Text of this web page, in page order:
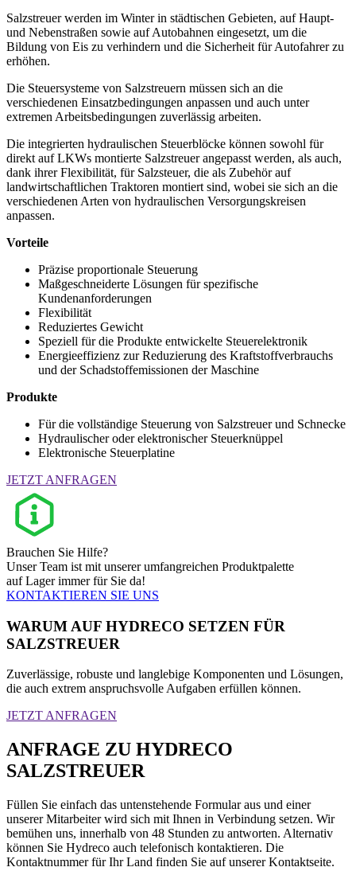
Salzstreuer werden im Winter in städtischen Gebieten, auf Haupt-
und Nebenstraßen sowie auf Autobahnen eingesetzt, um die
Bildung von Eis zu verhindern und die Sicherheit für Autofahrer zu
erhöhen.
Die Steuersysteme von Salzstreuern müssen sich an die
verschiedenen Einsatzbedingungen anpassen und auch unter
extremen Arbeitsbedingungen zuverlässig arbeiten.
Die integrierten hydraulischen Steuerblöcke können sowohl für
direkt auf LKWs montierte Salzstreuer angepasst werden, als auch,
dank ihrer Flexibilität, für Salzsteuer, die als Zubehör auf
landwirtschaftlichen Traktoren montiert sind, wobei sie sich an die
verschiedenen Arten von hydraulischen Versorgungskreisen
anpassen.
Vorteile
Präzise proportionale Steuerung
Maßgeschneiderte Lösungen für spezifische
Kundenanforderungen
Flexibilität
Reduziertes Gewicht
Speziell für die Produkte entwickelte Steuerelektronik
Energieeffizienz zur Reduzierung des Kraftstoffverbrauchs
und der Schadstoffemissionen der Maschine
Produkte
Für die vollständige Steuerung von Salzstreuer und Schnecke
Hydraulischer oder elektronischer Steuerknüppel
Elektronische Steuerplatine
JETZT ANFRAGEN
Brauchen Sie Hilfe?
Unser Team ist mit unserer umfangreichen Produktpalette
auf Lager immer für Sie da!
KONTAKTIEREN SIE UNS
WARUM AUF HYDRECO SETZEN FÜR
SALZSTREUER
Zuverlässige, robuste und langlebige Komponenten und Lösungen,
die auch extrem anspruchsvolle Aufgaben erfüllen können.
JETZT ANFRAGEN
ANFRAGE ZU HYDRECO
SALZSTREUER
Füllen Sie einfach das untenstehende Formular aus und einer
unserer Mitarbeiter wird sich mit Ihnen in Verbindung setzen. Wir
bemühen uns, innerhalb von 48 Stunden zu antworten. Alternativ
können Sie Hydreco auch telefonisch kontaktieren. Die
Kontaktnummer für Ihr Land finden Sie auf unserer Kontaktseite.